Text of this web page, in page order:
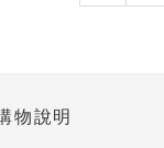
物說明